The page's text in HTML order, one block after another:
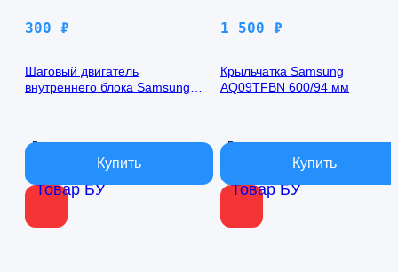
Товар БУ
300 ₽
Шаговый двигатель
внутреннего блока Samsung
В наличии
Товар БУ
1 500 ₽
Крыльчатка Samsung
AQ09TFBN 600/94 мм
В наличии